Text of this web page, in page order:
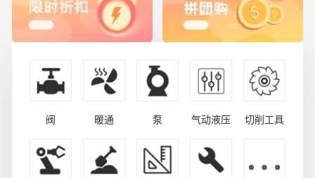
阀 暖通 泵 气动液压 切削工具